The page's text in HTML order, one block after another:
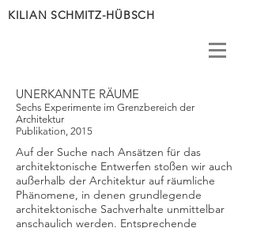
KILIAN SCHMITZ-HÜBSCH
UNERKANNTE RÄUME
Sechs Experimente im Grenzbereich der
Architektur
Publikation, 2015
Auf der Suche nach Ansätzen für das
architektonische Entwerfen stoßen wir auch
außerhalb der Architektur auf räumliche
Phänomene, in denen grundlegende
architektonische Sachverhalte unmittelbar
anschaulich werden. Entsprechende